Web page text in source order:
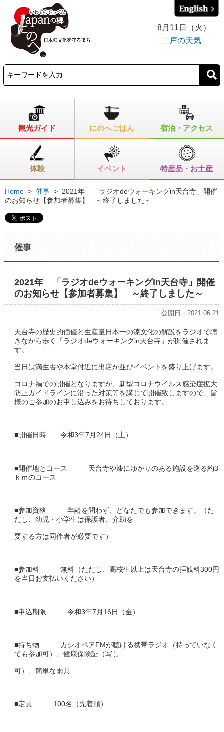
8月11日（火）
二戸の天気
観光ガイド にのへごはん 宿泊・アクセス
体験 イベント 特産品・お土産
Home > 催事 > 2021年 「ラジオdeウォーキングin天台寺」開催
のお知らせ【参加者募集】 ～終了しました～
催事
2021年 「ラジオdeウォーキングin天台寺」開催
のお知らせ【参加者募集】 ～終了しました～
公開日：2021.06.21
天台寺の歴史的価値と生産量日本一の漆文化の解説をラジオで聴
きながら歩く「ラジオdeウォーキングin天台寺」が開催されま
す。
当日は滴生舎や本堂付近に出店が並びイベントを盛り上げます。
コロナ禍での開催となりますが、新型コロナウイルス感染症拡大
防止ガイドラインに沿った対策等を講じて開催致しますので、皆
様のご参加のお申し込みをお待ちしております。
■開催日時 令和3年7月24日（土）
■開催地とコース 天台寺や漆にゆかりのある施設を巡る約3
ｋｍのコース
■参加資格 年齢を問わず、どなたでも参加できます。（た
だし、幼児・小学生は保護者、介助を
要する方は同伴者が必要です）
■参加料 無料（ただし、高校生以上は天台寺の拝観料300円
を当日お支払いください）
■申込期限 令和3年7月16日（金）
■持ち物 カシオペアFMが聴ける携帯ラジオ（持っていなく
ても参加可）、健康保険証（写し
可）、簡単な雨具
■定員 100名（先着順）